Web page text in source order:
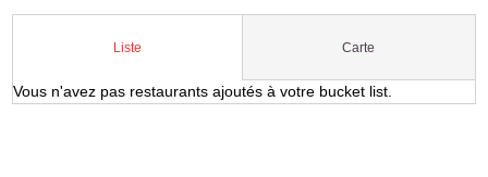
Liste Carte
Vous n'avez pas restaurants ajoutés à votre bucket list.